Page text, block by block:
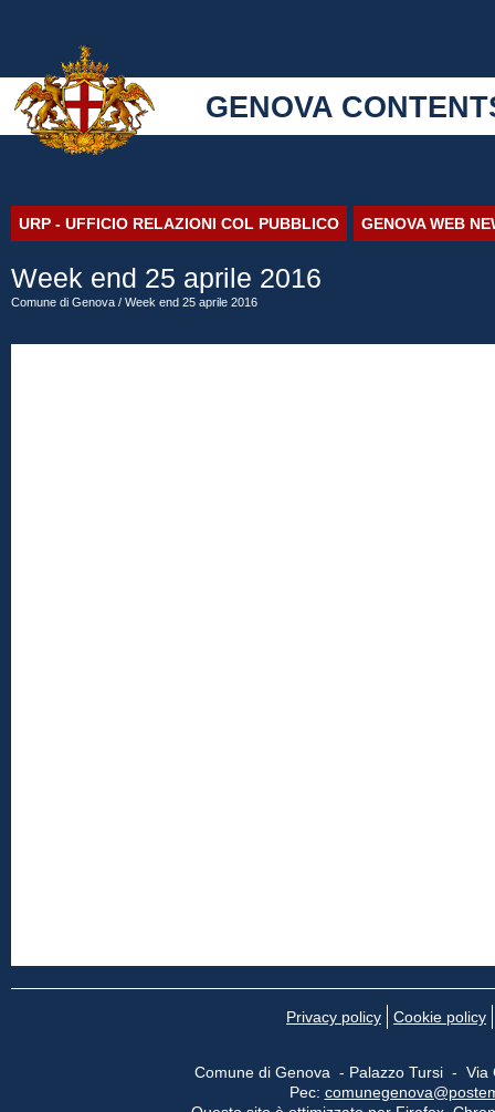
GENOVA
URP - UFFICIO RELAZIONI COL PUBBLICO GENOVA WEB
Week end 25 aprile 2016
Comune di Genova / Week end 25 aprile 2016
Privacy policy Cookie policy
Comune di Genova - Palazzo Tursi -
Pec: